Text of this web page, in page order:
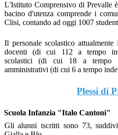
L'Istituto Comprensivo di Prevalle
bacino d'utenza comprende i
Clisi, contando ad oggi 1007
Il personale scolastico
docenti (di cui 112 a tempo
scolastici (di cui 18 a tempo
amministrativi (di cui 6 a tempo
Plessi di
Scuola Infanzia "Italo Cantoni"
Gli alunni iscritti sono 73,